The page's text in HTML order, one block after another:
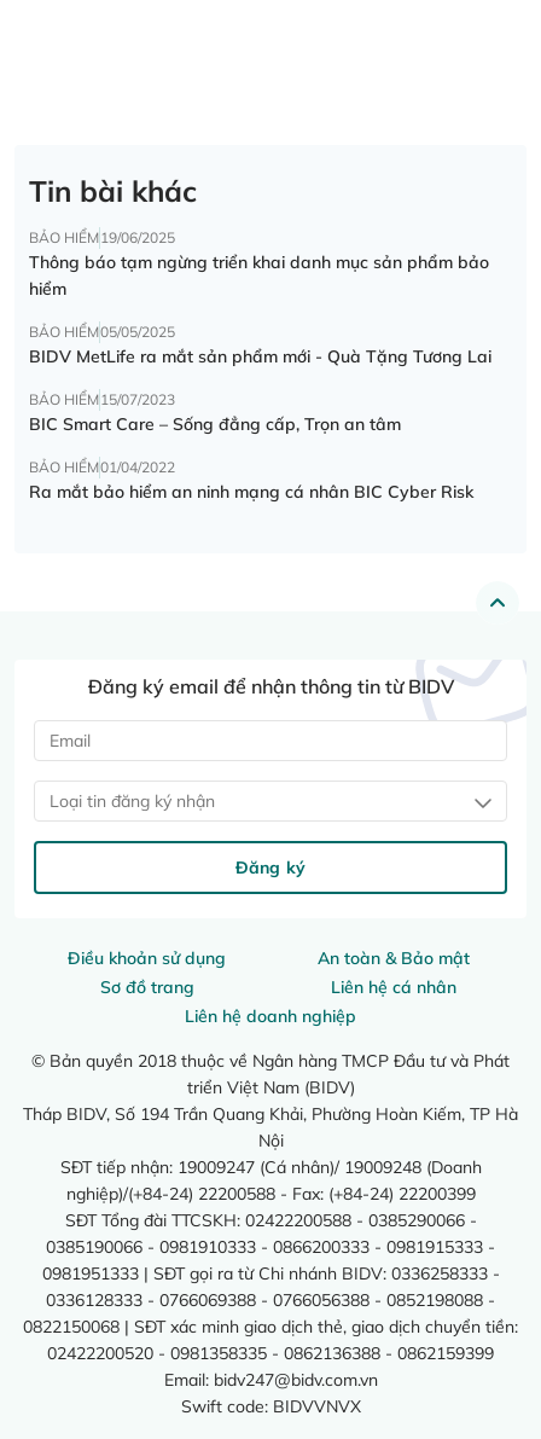
Tin bài khác
BẢO HIỂM19/06/2025
Thông báo tạm ngừng triển khai danh mục sản phẩm bảo
hiểm
BẢO HIỂM05/05/2025
BIDV MetLife ra mắt sản phẩm mới - Quà Tặng Tương Lai
BẢO HIỂM15/07/2023
BIC Smart Care – Sống đẳng cấp, Trọn an tâm
BẢO HIỂM01/04/2022
Ra mắt bảo hiểm an ninh mạng cá nhân BIC Cyber Risk
Điều khoản sử dụng
An toàn & Bảo mật
Sơ đồ trang
Liên hệ cá nhân
Liên hệ doanh nghiệp
© Bản quyền 2018 thuộc về Ngân hàng TMCP Đầu tư và Phát
triển Việt Nam (BIDV)
Tháp BIDV, Số 194 Trần Quang Khải, Phường Hoàn Kiếm, TP Hà
Nội
SĐT tiếp nhận: 19009247 (Cá nhân)/ 19009248 (Doanh
nghiệp)/(+84-24) 22200588 - Fax: (+84-24) 22200399
SĐT Tổng đài TTCSKH: 02422200588 - 0385290066 -
0385190066 - 0981910333 - 0866200333 - 0981915333 -
0981951333 | SĐT gọi ra từ Chi nhánh BIDV: 0336258333 -
0336128333 - 0766069388 - 0766056388 - 0852198088 -
0822150068 | SĐT xác minh giao dịch thẻ, giao dịch chuyển tiền:
02422200520 - 0981358335 - 0862136388 - 0862159399
Email: bidv247@bidv.com.vn
Swift code: BIDVVNVX
Đăng ký email để nhận thông tin từ BIDV
Loại tin đăng ký nhận
Đăng ký